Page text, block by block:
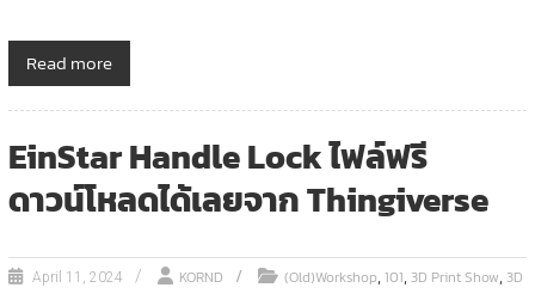
Read more
EinStar Handle Lock ไฟล์ฟรี
ดาวน์โหลดได้เลยจาก Thingiverse
April 11, 2024 KORND (Old)Workshop,101,3D Print Show,3D